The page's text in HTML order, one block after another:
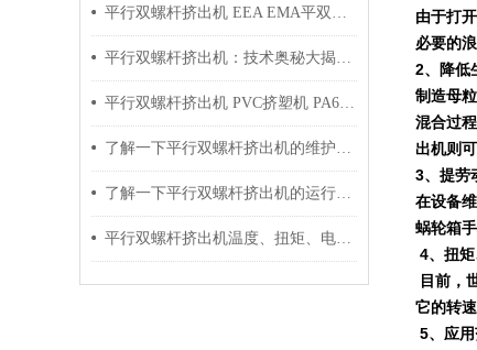
平行双螺杆挤出机 EEA EMA平双挤出机 双螺杆挤出机技术参数
平行双螺杆挤出机：技术奥秘大揭秘！
平行双螺杆挤出机 PVC挤塑机 PA6+玻纤挤出造粒机技术参数
了解一下平行双螺杆挤出机的维护保养方法吧
了解一下平行双螺杆挤出机的运行过程吧
平行双螺杆挤出机温度、扭矩、电流控制要点
由于打
必要的浪
2、降低
制造母
混合过
出机则
3、提劳
在设备
蜗轮箱
4、扭
目前，
它的转
5、应